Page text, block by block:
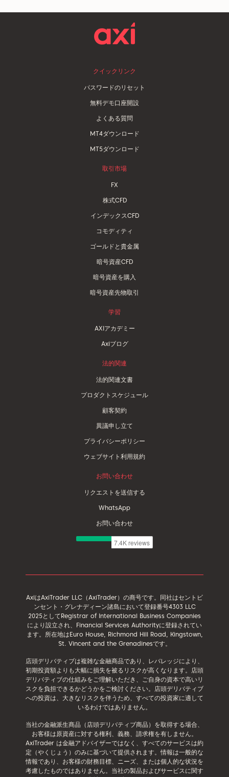
クイックリンク
パスワードのリセット
無料デモ口座開設
よくある質問
MT4ダウンロード
MT5ダウンロード
取引市場
FX
株式CFD
インデックスCFD
コモディティ
ゴールドと貴金属
暗号資産CFD
暗号資産を購入
暗号資産先物取引
学習
AXIアカデミー
Axiブログ
法的関連
法的関連文書
プロダクトスケジュール
顧客契約
異議申し立て
プライバシーポリシー
ウェブサイト利用規約
お問い合わせ
リクエストを送信する
WhatsApp
お問い合わせ
AxiはAxiTrader LLC（AxiTrader）の商号です。同社はセントビ
ンセント・グレナディーン諸島において登録番号4303 LLC
2025としてRegistrar of International Business Companies
により設立され、Financial Services Authorityに登録されてい
ます。所在地はEuro House, Richmond Hill Road, Kingstown,
St. Vincent and the Grenadinesです。
店頭デリバティブは複雑な金融商品であり、レバレッジにより、
初期投資額よりも大幅に損失を被るリスクが高くなります。店頭
デリバティブの仕組みをご理解いただき、ご自身の資本で高いリ
スクを負担できるかどうかをご検討ください。店頭デリバティブ
への投資は、大きなリスクを伴うため、すべての投資家に適して
いるわけではありません。
当社の金融派生商品（店頭デリバティブ商品）を取得する場合、
お客様は原資産に対する権利、義務、請求権を有しません。
AxiTrader は金融アドバイザーではなく、すべてのサービスは約
定（やくじょう）のみに基づいて提供されます。情報は一般的な
情報であり、お客様の財務目標、ニーズ、または個人的な状況を
考慮したものではありません。当社の製品およびサービスに関す